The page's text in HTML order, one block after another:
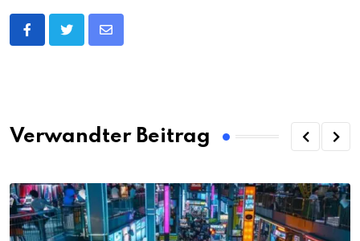
Share
Verwandter Beitrag